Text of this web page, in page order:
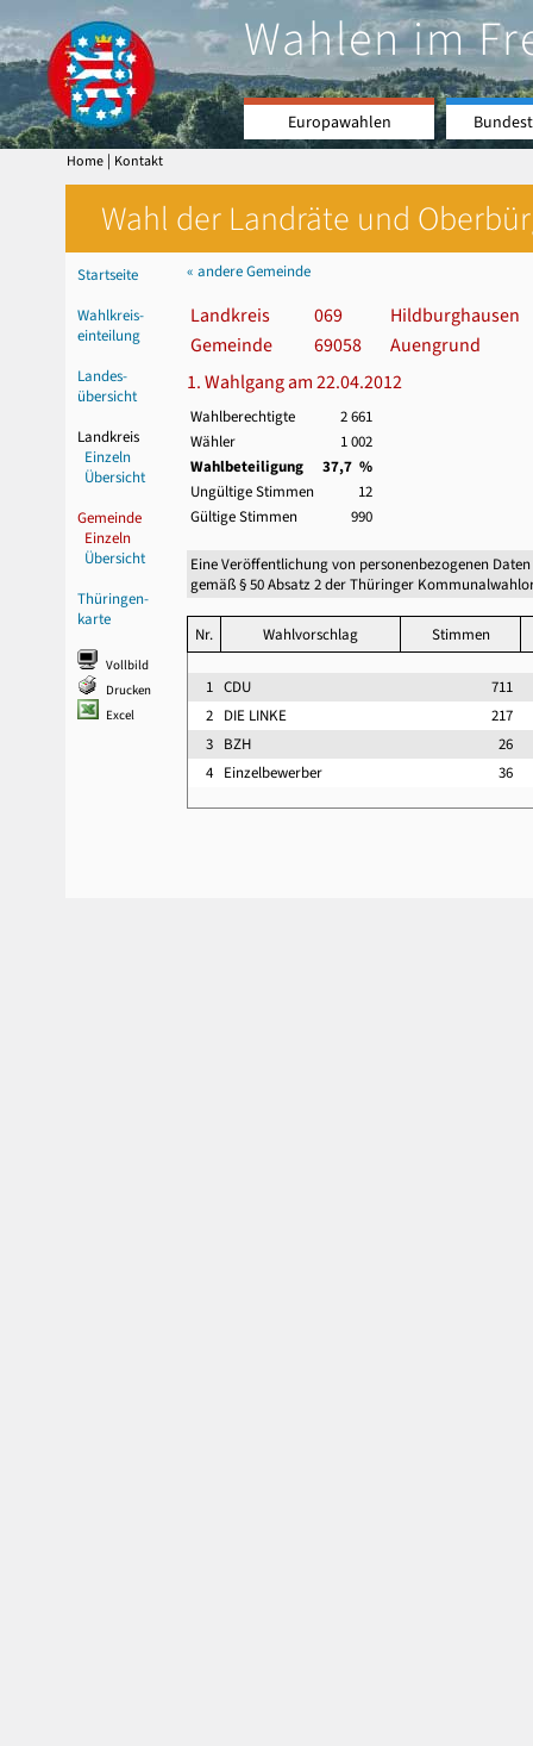
Wahlen im
Europawahlen
Home | Kontakt
Wahl der Landräte und
Startseite
Wahlkreis-
einteilung
Landes-
übersicht
Landkreis
Einzeln
Übersicht
Gemeinde
Einzeln
Übersicht
Thüringen-
karte
Vollbild
Drucken
Excel
« andere Gemeinde
Landkreis 069
Hildburghausen
Gemeinde
69058
Auengrund
1. Wahlgang am 22.04.2012
Wahlberechtigte
2 661
Wähler
1 002
Wahlbeteiligung
37,7 %
Ungültige Stimmen
12
Gültige Stimmen
990
Eine Veröffentlichung von personenbezogenen
gemäß § 50 Absatz 2 der Thüringer
Nr. Wahlvorschlag Stimmen
1 CDU
711
2 DIE LINKE
217
3 BZH
26
4 Einzelbewerber 36